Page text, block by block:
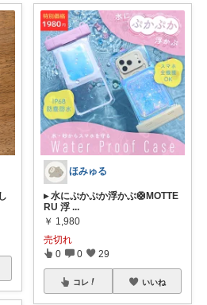
ほみゅる
▸ 水にぷかぷか浮かぶ🛟MOTTE
RU 浮 ...
￥ 1,980
売切れ
0 0 29
コレ いいね